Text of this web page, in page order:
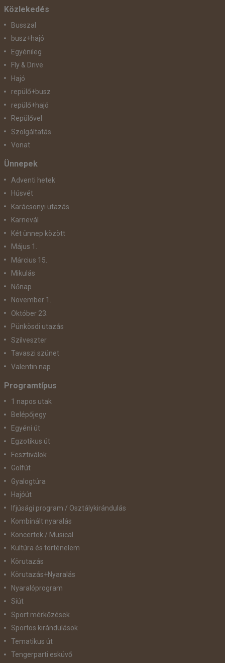
Közlekedés
Busszal
busz+hajó
Egyénileg
Fly & Drive
Hajó
repülő+busz
repülő+hajó
Repülővel
Szolgáltatás
Vonat
Ünnepek
Adventi hetek
Húsvét
Karácsonyi utazás
Karnevál
Két ünnep között
Május 1.
Március 15.
Mikulás
Nőnap
November 1.
Október 23.
Pünkösdi utazás
Szilveszter
Tavaszi szünet
Valentin nap
Programtípus
1 napos utak
Belépőjegy
Egyéni út
Egzotikus út
Fesztiválok
Golfút
Gyalogtúra
Hajóút
Ifjúsági program / Osztálykirándulás
Kombinált nyaralás
Koncertek / Musical
Kultúra és történelem
Körutazás
Körutazás+Nyaralás
Nyaralóprogram
Síút
Sport mérkőzések
Sportos kirándulások
Tematikus út
Tengerparti esküvő